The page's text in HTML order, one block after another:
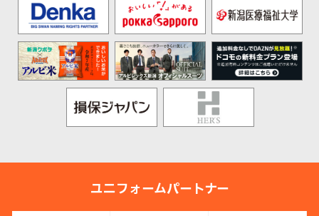
ユニフォームパートナー